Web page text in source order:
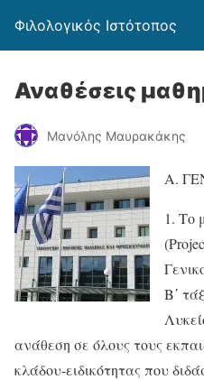
Φιλολογικός Ιστότοπος
Αναθέσεις
Μανόλης Μαυρακάκης
Α.
1. Το
Β΄
ανάθεση σε όλους τους
κλάδου-ειδικότητας που